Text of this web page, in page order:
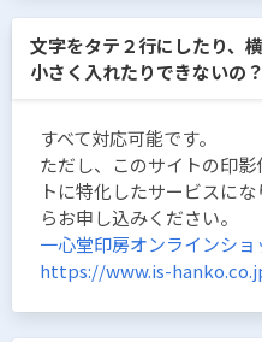
文字をタテ２行にしたり、
小さく入れたりできないの？
すべて対応可能です。
ただし、このサイトの印
トに特化したサービスに
らお申し込みください。
一心堂印房オンラインショ
https://www.is-